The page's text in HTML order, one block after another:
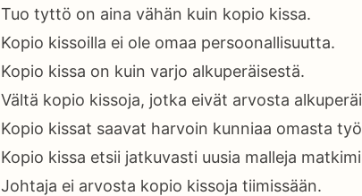
Tuo tyttö on aina vähän kuin kopio kissa.
Kopio kissoilla ei ole omaa persoonallisuutta.
Kopio kissa on kuin varjo alkuperäisestä.
Vältä kopio kissoja, jotka eivät arvosta
Kopio kissat saavat harvoin kunniaa omasta
Kopio kissa etsii jatkuvasti uusia malleja
Johtaja ei arvosta kopio kissoja tiimissään.